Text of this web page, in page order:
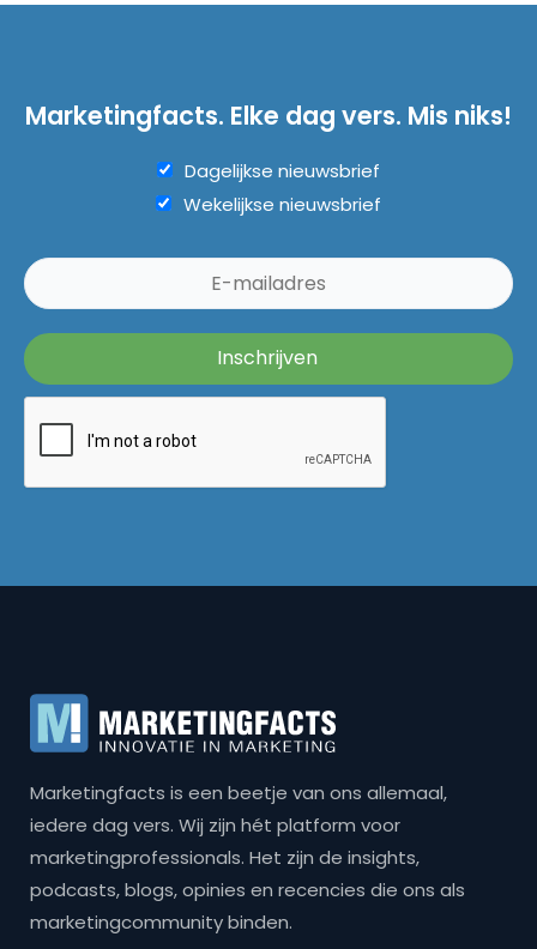
Marketingfacts. Elke dag vers. Mis niks!
Dagelijkse nieuwsbrief
Wekelijkse nieuwsbrief
Marketingfacts is een beetje van ons allemaal,
iedere dag vers. Wij zijn hét platform voor
marketingprofessionals. Het zijn de insights,
podcasts, blogs, opinies en recencies die ons als
marketingcommunity binden.